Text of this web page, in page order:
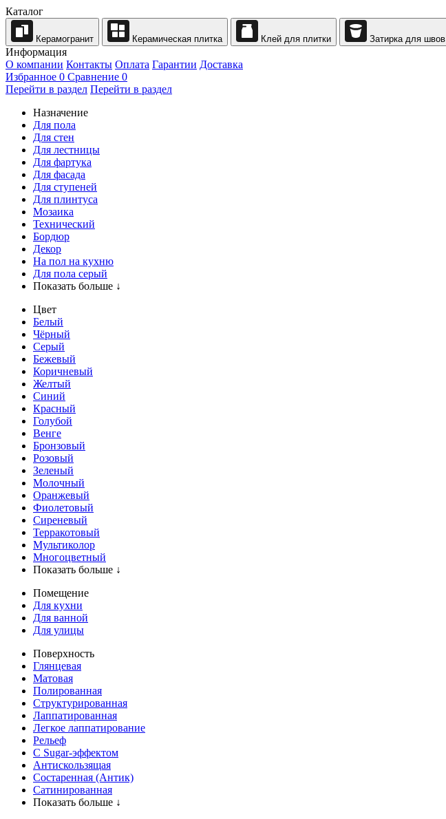
Каталог
Керамогранит Керамическая плитка Клей для плитки Затирка для швов
Информация
О компании Контакты Оплата Гарантии Доставка
Избранное 0 Сравнение 0
Перейти в раздел Перейти в раздел
Назначение
Для пола
Для стен
Для лестницы
Для фартука
Для фасада
Для ступеней
Для плинтуса
Мозаика
Технический
Бордюр
Декор
На пол на кухню
Для пола серый
Показать больше ↓
Цвет
Белый
Чёрный
Серый
Бежевый
Коричневый
Желтый
Синий
Красный
Голубой
Венге
Бронзовый
Розовый
Зеленый
Молочный
Оранжевый
Фиолетовый
Сиреневый
Терракотовый
Мультиколор
Многоцветный
Показать больше ↓
Помещение
Для кухни
Для ванной
Для улицы
Поверхность
Глянцевая
Матовая
Полированная
Структурированная
Лаппатированная
Легкое лаппатирование
Рельеф
С Sugar-эффектом
Антискользящая
Состаренная (Антик)
Сатинированная
Показать больше ↓